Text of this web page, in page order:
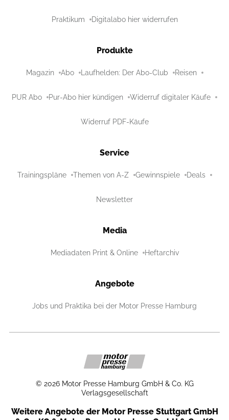
Praktikum Digitalabo hier widerrufen
Produkte
Magazin Abo Laufhelden: Der Abo-Club Reisen
PUR Abo Pur-Abo hier kündigen Widerruf digitaler Käufe
Widerruf PDF-Käufe
Service
Trainingspläne Themen von A-Z Gewinnspiele Deals
Newsletter
Media
Mediadaten Print & Online Heftarchiv
Angebote
Jobs und Praktika bei der Motor Presse Hamburg
© 2026 Motor Presse Hamburg GmbH & Co. KG
Verlagsgesellschaft
Weitere Angebote der Motor Presse Stuttgart GmbH